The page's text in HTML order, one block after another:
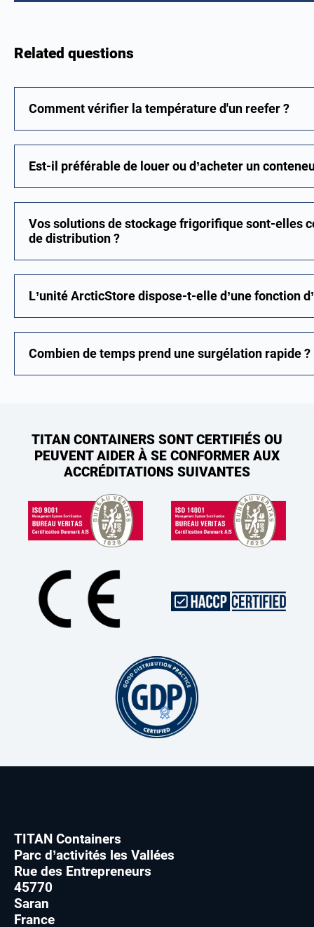
Related questions
Comment vérifier la température d'un reefer ?
Est-il préférable de louer ou d’acheter un
Vos solutions de stockage frigorifique sont-elles
de distribution ?
L’unité ArcticStore dispose-t-elle d’une fonction
Combien de temps prend une surgélation rapide ?
TITAN CONTAINERS SONT CERTIFIÉS OU
PEUVENT AIDER À SE CONFORMER AUX
ACCRÉDITATIONS SUIVANTES
TITAN Containers
Parc d’activités les Vallées
Rue des Entrepreneurs
45770
Saran
France